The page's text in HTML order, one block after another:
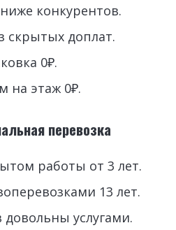
конкурентов.
скрытых доплат.
0₽.
на этаж 0₽.
перевозка
работы от 3 лет.
13 лет.
довольны услугами.